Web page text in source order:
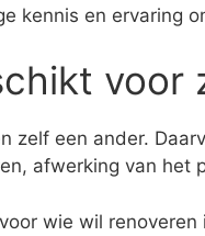
kennis en ervaring
voor
zelf een ander.
afwerking van het
wie wil